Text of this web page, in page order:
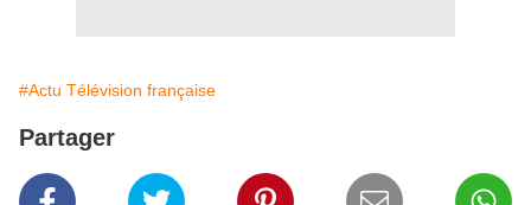
#Actu Télévision française
Partager